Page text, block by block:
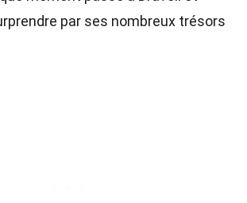
par ses nombreux trésors